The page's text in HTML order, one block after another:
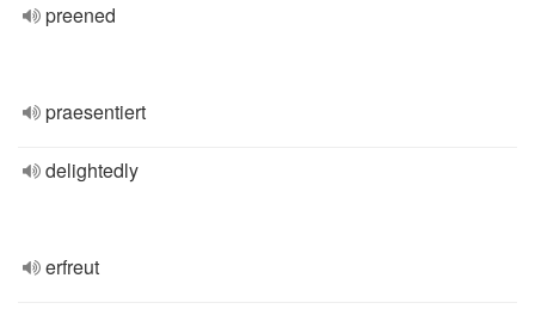
preened
praesentiert
delightedly
erfreut